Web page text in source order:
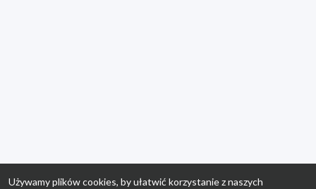
Używamy plików cookies, by ułatwić korzystanie z naszych